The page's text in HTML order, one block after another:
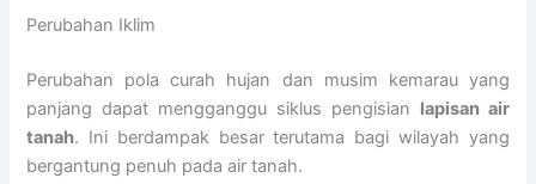
Perubahan Iklim
Perubahan pola curah hujan dan musim kemarau yang
panjang dapat mengganggu siklus pengisian lapisan air
tanah. Ini berdampak besar terutama bagi wilayah yang
bergantung penuh pada air tanah.